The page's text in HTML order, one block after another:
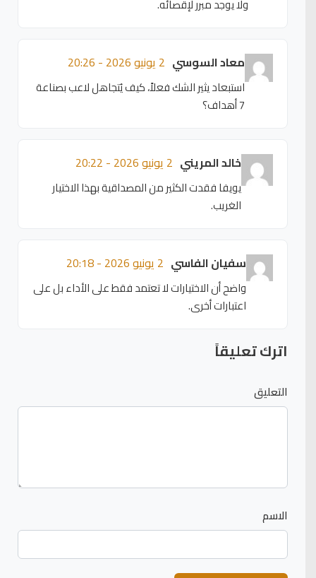
ولا يوجد مبرر لإقصائه.
معاد السوسي 2 يونيو 2026 - 20:26
استبعاد يثير الشك فعلاً، كيف يُتجاهل لاعب بصناعة
7 أهداف؟
خالد المريني 2 يونيو 2026 - 20:22
يويفا فقدت الكثير من المصداقية بهذا الاختيار
الغريب.
سفيان الفاسي 2 يونيو 2026 - 20:18
واضح أن الاختيارات لا تعتمد فقط على الأداء بل على
اعتبارات أخرى.
اترك تعليقاً
التعليق
الاسم